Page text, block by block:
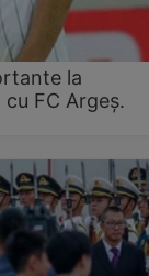
la
FC Argeş.